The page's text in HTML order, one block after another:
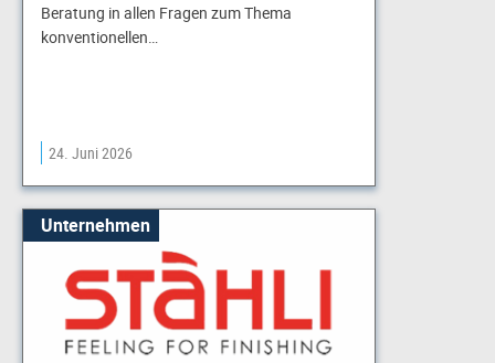
Beratung in allen Fragen zum Thema
konventionellen…
24. Juni 2026
Unternehmen